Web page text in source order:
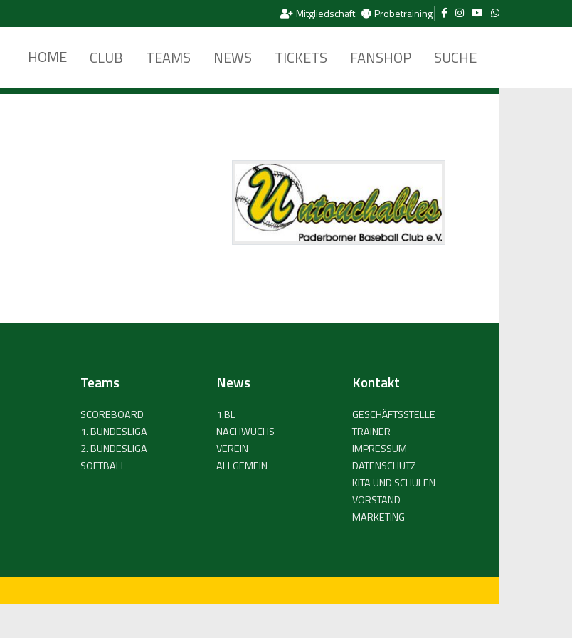
Mitgliedschaft Probetraining
HOME CLUB TEAMS NEWS TICKETS FANSHOP SUCHE
Teams
SCOREBOARD
1. BUNDESLIGA
2. BUNDESLIGA
SOFTBALL
News
1.BL
NACHWUCHS
VEREIN
ALLGEMEIN
Kontakt
GESCHÄFTSSTELLE
TRAINER
IMPRESSUM
DATENSCHUTZ
KITA UND SCHULEN
VORSTAND
MARKETING